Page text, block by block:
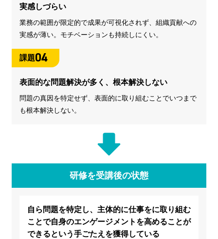
実感しづらい
業務の範囲が限定的で成果が可視化されず、組織貢献への
実感が薄い。モチベーションも持続しにくい。
課題04
表面的な問題解決が多く、根本解決しない
問題の真因を特定せず、表面的に取り組むことでいつまで
も根本解決しない。
研修を受講後の状態
自ら問題を特定し、主体的に仕事をに取り組む
ことで自身のエンゲージメントを高めることが
できるという手ごたえを獲得している